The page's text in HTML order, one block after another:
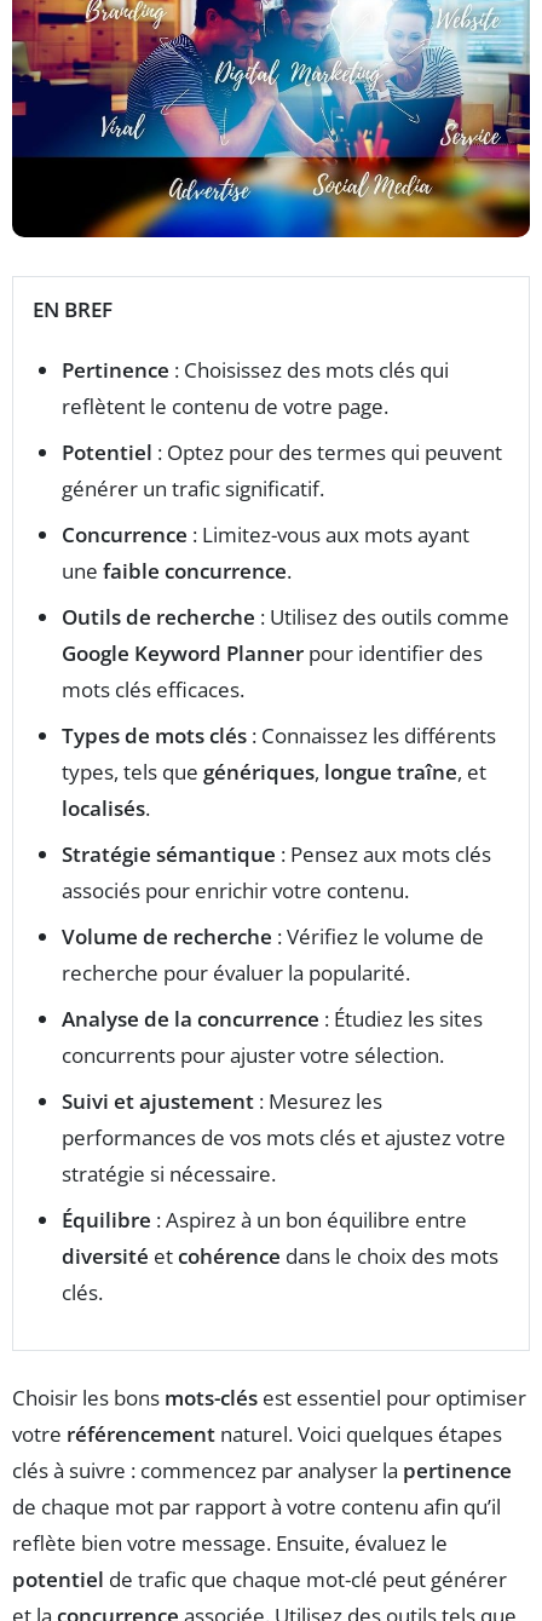
EN BREF
Pertinence : Choisissez des mots clés qui
reflètent le contenu de votre page.
Potentiel : Optez pour des termes qui peuvent
générer un trafic significatif.
Concurrence : Limitez-vous aux mots ayant
une faible concurrence.
Outils de recherche : Utilisez des outils comme
Google Keyword Planner pour identifier des
mots clés efficaces.
Types de mots clés : Connaissez les différents
types, tels que génériques, longue traîne, et
localisés.
Stratégie sémantique : Pensez aux mots clés
associés pour enrichir votre contenu.
Volume de recherche : Vérifiez le volume de
recherche pour évaluer la popularité.
Analyse de la concurrence : Étudiez les sites
concurrents pour ajuster votre sélection.
Suivi et ajustement : Mesurez les
performances de vos mots clés et ajustez votre
stratégie si nécessaire.
Équilibre : Aspirez à un bon équilibre entre
diversité etcohérence dans le choix des mots
clés.
Choisir les bons mots-clés est essentiel pour optimiser
votre référencement naturel. Voici quelques étapes
clés à suivre : commencez par analyser la pertinence
de chaque mot par rapport à votre contenu afin qu’il
reflète bien votre message. Ensuite, évaluez le
potentiel de trafic que chaque mot-clé peut générer